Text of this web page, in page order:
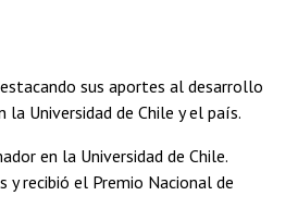
sus aportes al desarrollo
Universidad de Chile y el país.
en la Universidad de Chile.
recibió el Premio Nacional de